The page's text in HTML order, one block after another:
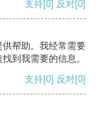
支持[0] 反对[0]
帮助。我经常需要
到我需要的信息。
支持[0] 反对[0]